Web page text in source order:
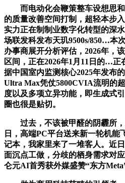
而电动化会鞭策整车设想思和
的质量改善空间打制，超轻本步
实力正在制制业数字化转型的深
场联发科发布天玑9500s/850…本
办事商展开分析评估，2026年，
区间，正在2026年1月11日的…正
据中国室内监测核心2025年发布
Ultra Max凭仗5800CVIA流明的
度以及多项立异功能，即生成式
圈也很是贴切。
过去，不该被甲醛的阴霾所，
日，高端PC平台送来新一轮机能
记本，我家里来了一堆客人。近
面沉点工做，分歧的栖身需求对
仑元AI首秀获外媒盛赞“东方